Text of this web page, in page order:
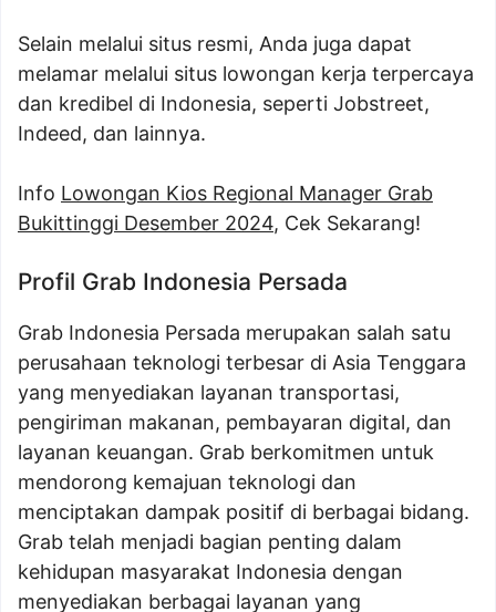
Selain melalui situs resmi, Anda juga dapat
melamar melalui situs lowongan kerja terpercaya
dan kredibel di Indonesia, seperti Jobstreet,
Indeed, dan lainnya.
Info Lowongan Kios Regional Manager Grab
Bukittinggi Desember 2024, Cek Sekarang!
Profil Grab Indonesia Persada
Grab Indonesia Persada merupakan salah satu
perusahaan teknologi terbesar di Asia Tenggara
yang menyediakan layanan transportasi,
pengiriman makanan, pembayaran digital, dan
layanan keuangan. Grab berkomitmen untuk
mendorong kemajuan teknologi dan
menciptakan dampak positif di berbagai bidang.
Grab telah menjadi bagian penting dalam
kehidupan masyarakat Indonesia dengan
menyediakan berbagai layanan yang